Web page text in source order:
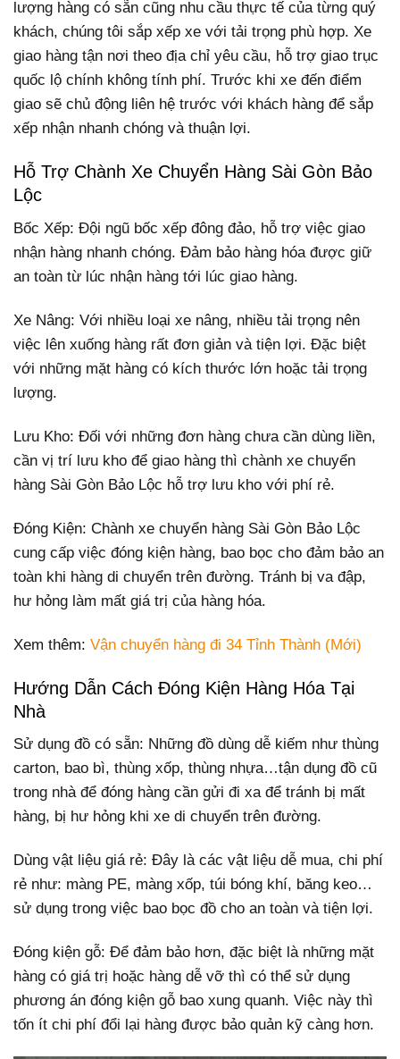
lượng hàng có sẵn cũng nhu cầu thực tế của từng quý
khách, chúng tôi sắp xếp xe với tải trọng phù hợp. Xe
giao hàng tận nơi theo địa chỉ yêu cầu, hỗ trợ giao trục
quốc lộ chính không tính phí. Trước khi xe đến điểm
giao sẽ chủ động liên hệ trước với khách hàng để sắp
xếp nhận nhanh chóng và thuận lợi.
Hỗ Trợ Chành Xe Chuyển Hàng Sài Gòn Bảo
Lộc
Bốc Xếp: Đội ngũ bốc xếp đông đảo, hỗ trợ việc giao
nhận hàng nhanh chóng. Đảm bảo hàng hóa được giữ
an toàn từ lúc nhận hàng tới lúc giao hàng.
Xe Nâng: Với nhiều loại xe nâng, nhiều tải trọng nên
việc lên xuống hàng rất đơn giản và tiện lợi. Đặc biệt
với những mặt hàng có kích thước lớn hoặc tải trọng
lượng.
Lưu Kho: Đối với những đơn hàng chưa cần dùng liền,
cần vị trí lưu kho để giao hàng thì chành xe chuyển
hàng Sài Gòn Bảo Lộc hỗ trợ lưu kho với phí rẻ.
Đóng Kiện: Chành xe chuyển hàng Sài Gòn Bảo Lộc
cung cấp việc đóng kiện hàng, bao bọc cho đảm bảo an
toàn khi hàng di chuyển trên đường. Tránh bị va đập,
hư hỏng làm mất giá trị của hàng hóa.
Xem thêm: Vận chuyển hàng đi 34 Tỉnh Thành (Mới)
Hướng Dẫn Cách Đóng Kiện Hàng Hóa Tại
Nhà
Sử dụng đồ có sẵn: Những đồ dùng dễ kiếm như thùng
carton, bao bì, thùng xốp, thùng nhựa…tận dụng đồ cũ
trong nhà để đóng hàng cần gửi đi xa để tránh bị mất
hàng, bị hư hỏng khi xe di chuyển trên đường.
Dùng vật liệu giá rẻ: Đây là các vật liệu dễ mua, chi phí
rẻ như: màng PE, màng xốp, túi bóng khí, băng keo…
sử dụng trong việc bao bọc đồ cho an toàn và tiện lợi.
Đóng kiện gỗ: Để đảm bảo hơn, đặc biệt là những mặt
hàng có giá trị hoặc hàng dễ vỡ thì có thể sử dụng
phương án đóng kiện gỗ bao xung quanh. Việc này thì
tốn ít chi phí đổi lại hàng được bảo quản kỹ càng hơn.